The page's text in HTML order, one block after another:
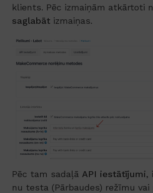
klients. Pēc izmaiņām atkārtoti
saglabāt izmaiņas.
Pēc tam sadaļā API iestātījumi,
nu testa (Pārbaudes) režīmu vai